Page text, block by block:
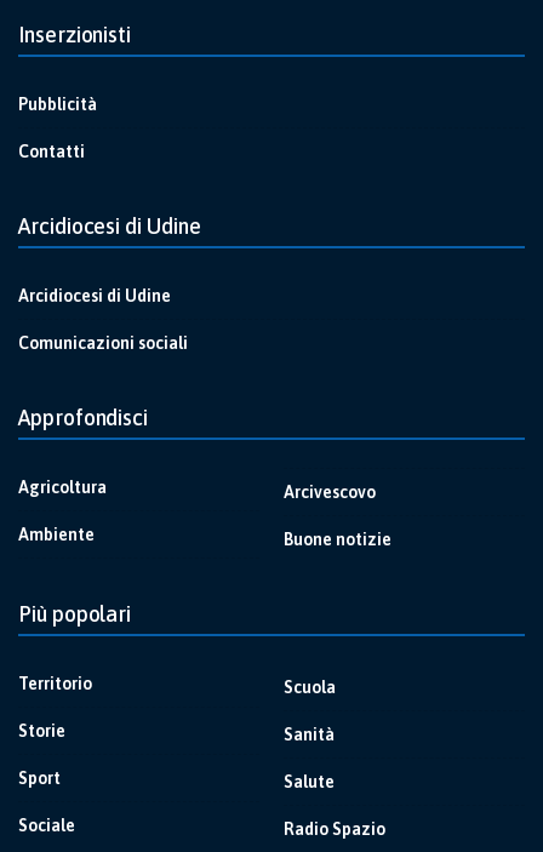
Inserzionisti
Pubblicità
Contatti
Arcidiocesi di Udine
Arcidiocesi di Udine
Comunicazioni sociali
Approfondisci
Agricoltura
Ambiente
Arcivescovo
Buone notizie
Più popolari
Territorio
Storie
Sport
Sociale
Scuola
Sanità
Salute
Radio Spazio